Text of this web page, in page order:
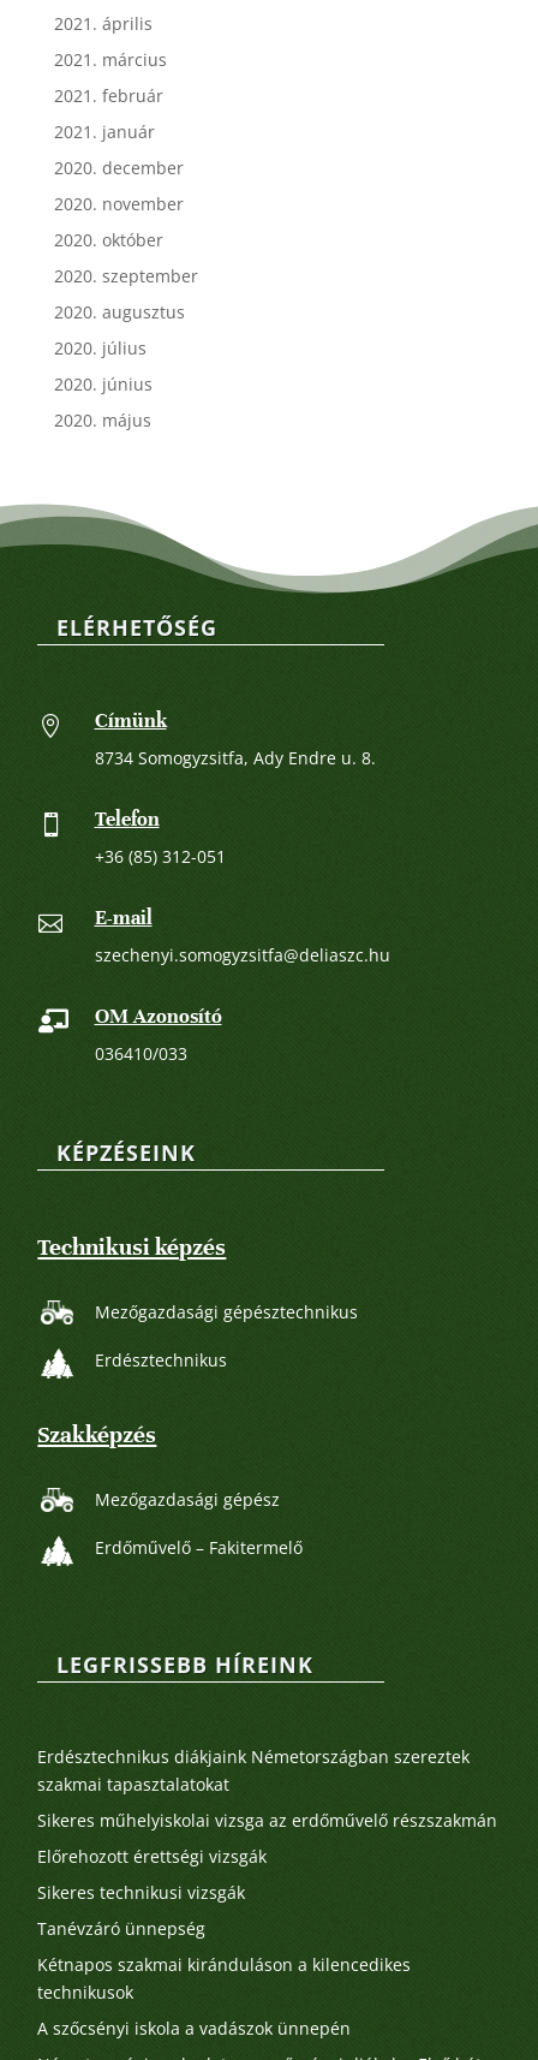
2021. április
2021. március
2021. február
2021. január
2020. december
2020. november
2020. október
2020. szeptember
2020. augusztus
2020. július
2020. június
2020. május
ELÉRHETŐSÉG
 Címünk
8734 Somogyzsitfa, Ady Endre u. 8.
 Telefon
+36 (85) 312-051
 E-mail
szechenyi.somogyzsitfa@deliaszc.hu
 OM Azonosító
036410/033
KÉPZÉSEINK
Technikusi képzés
Mezőgazdasági gépésztechnikus
Erdésztechnikus
Szakképzés
Mezőgazdasági gépész
Erdőművelő – Fakitermelő
LEGFRISSEBB HÍREINK
Erdésztechnikus diákjaink Németországban szereztek
szakmai tapasztalatokat
Sikeres műhelyiskolai vizsga az erdőművelő részszakmán
Előrehozott érettségi vizsgák
Sikeres technikusi vizsgák
Tanévzáró ünnepség
Kétnapos szakmai kiránduláson a kilencedikes
technikusok
A szőcsényi iskola a vadászok ünnepén